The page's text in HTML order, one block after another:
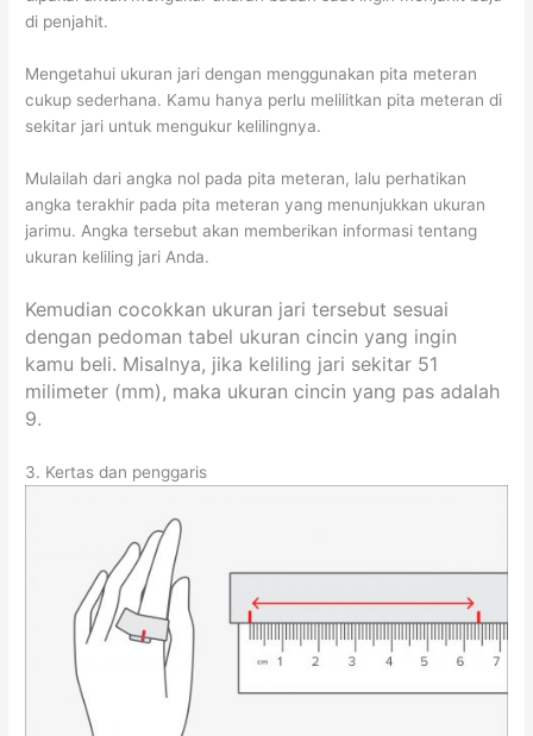
di penjahit.
Mengetahui ukuran jari dengan menggunakan pita meteran
cukup sederhana. Kamu hanya perlu melilitkan pita meteran di
sekitar jari untuk mengukur kelilingnya.
Mulailah dari angka nol pada pita meteran, lalu perhatikan
angka terakhir pada pita meteran yang menunjukkan ukuran
jarimu. Angka tersebut akan memberikan informasi tentang
ukuran keliling jari Anda.
Kemudian cocokkan ukuran jari tersebut sesuai
dengan pedoman tabel ukuran cincin yang ingin
kamu beli. Misalnya, jika keliling jari sekitar 51
milimeter (mm), maka ukuran cincin yang pas adalah
9.
3. Kertas dan penggaris